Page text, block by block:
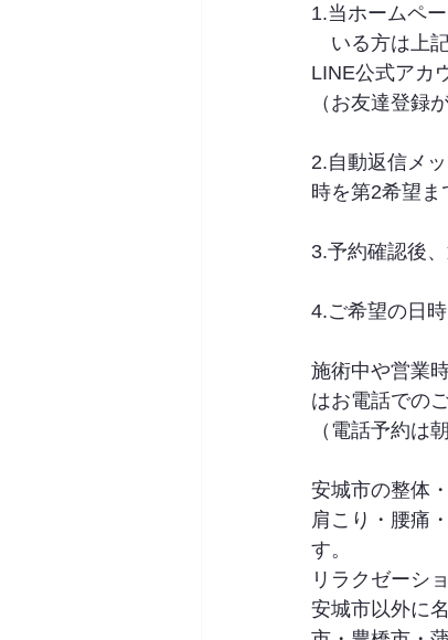
1.当ホームペ
いる方は上
LINE公式アカ
（お友達登録
2.自動返信メ
時を第2希望ま
3.予約確認後
4.ご希望の日
施術中や営業
はお電話での
（電話予約は
安城市の整体
肩こり・腰痛
す。
リラクゼーシ
安城市以外に